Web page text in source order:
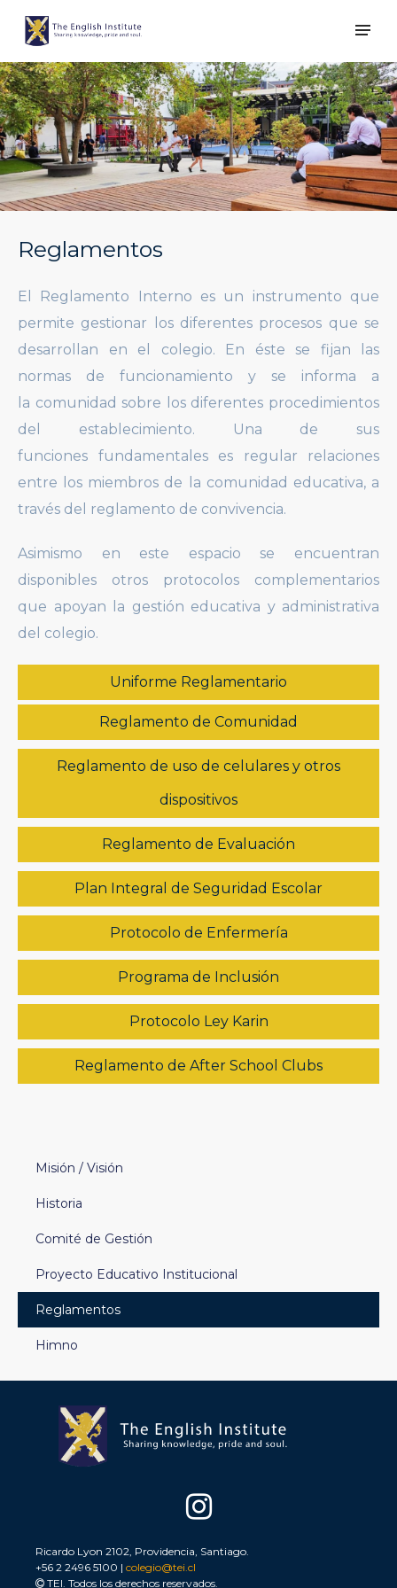
Reglamentos
El Reglamento Interno es un instrumento que
permite gestionar los diferentes procesos que se
desarrollan en el colegio. En éste se fijan las
normas de funcionamiento y se informa a
la comunidad sobre los diferentes procedimientos
del establecimiento. Una de sus
funciones fundamentales es regular relaciones
entre los miembros de la comunidad educativa, a
través del reglamento de convivencia.
Asimismo en este espacio se encuentran
disponibles otros protocolos complementarios
que apoyan la gestión educativa y administrativa
del colegio.
Uniforme Reglamentario
Reglamento de Comunidad
Reglamento de uso de celulares y otros
dispositivos
Reglamento de Evaluación
Plan Integral de Seguridad Escolar
Protocolo de Enfermería
Programa de Inclusión
Protocolo Ley Karin
Reglamento de After School Clubs
Misión / Visión
Historia
Comité de Gestión
Proyecto Educativo Institucional
Reglamentos
Himno
Ricardo Lyon 2102, Providencia, Santiago.
+56 2 2496 5100 | colegio@tei.cl
TEI. Todos los derechos reservados.